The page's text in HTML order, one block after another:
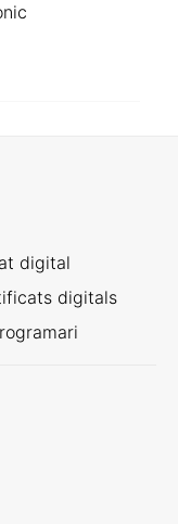
digital
digitals